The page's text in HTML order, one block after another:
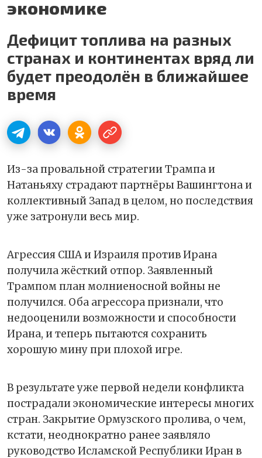
экономике
Дефицит топлива на разных
странах и континентах вряд ли
будет преодолён в ближайшее
время
Из-за провальной стратегии Трампа и
Натаньяху страдают партнёры Вашингтона и
коллективный Запад в целом, но последствия
уже затронули весь мир.
Агрессия США и Израиля против Ирана
получила жёсткий отпор. Заявленный
Трампом план молниеносной войны не
получился. Оба агрессора признали, что
недооценили возможности и способности
Ирана, и теперь пытаются сохранить
хорошую мину при плохой игре.
В результате уже первой недели конфликта
пострадали экономические интересы многих
стран. Закрытие Ормузского пролива, о чем,
кстати, неоднократно ранее заявляло
руководство Исламской Республики Иран в